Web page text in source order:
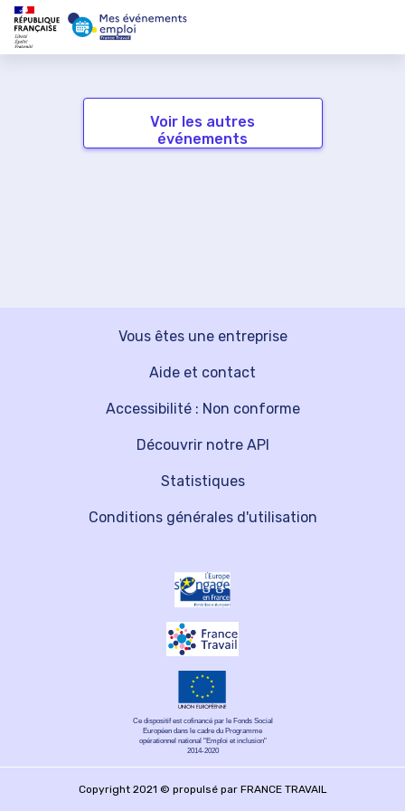
Voir les autres
événements
Vous êtes une entreprise
Découvrir notre API
Aide et contact
Statistiques
Accessibilité : Non conforme
Conditions générales d'utilisation
Ce dispositif est cofinancé par le Fonds Social
Européen dans le cadre du Programme
opérationnel national "Emploi et inclusion"
2014-2020
Copyright 2021 © propulsé par FRANCE TRAVAIL